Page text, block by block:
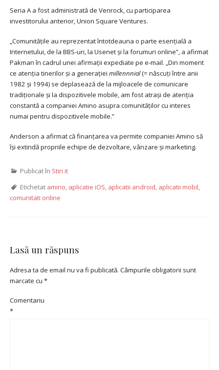
Seria A a fost administrată de Venrock, cu participarea
investitorului anterior, Union Square Ventures.
„Comunitățile au reprezentat întotdeauna o parte esențială a
Internetului, de la BBS-uri, la Usenet și la forumuri online”, a afirmat
Pakman în cadrul unei afirmații expediate pe e-mail. „Din moment
ce atenția tinerilor și a generației millennnial(= născuți între anii
1982 și 1994) se deplasează de la mijloacele de comunicare
tradiționale și la dispozitivele mobile, am fost atrași de atenția
constantă a companiei Amino asupra comunităților cu interes
numai pentru dispozitivele mobile.”
Anderson a afirmat că finanțarea va permite companiei Amino să
își extindă propriile echipe de dezvoltare, vânzare și marketing.
Publicat în Stiri it
Etichetat amino aplicatie iOS aplicatii android aplicatii mobil
comunitati online
Lasă un răspuns
Adresa ta de email nu va fi publicată. Câmpurile obligatorii sunt
marcate cu *
Comentariu
*